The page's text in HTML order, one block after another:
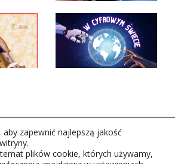
zapewnić najlepszą jakość
plików cookie, których używamy,